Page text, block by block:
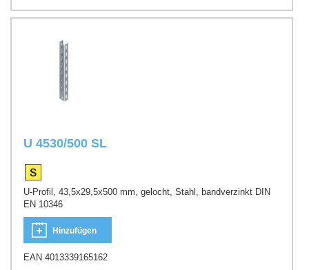
U 4530/500 SL
U-Profil, 43,5x29,5x500 mm, gelocht, Stahl, bandverzinkt DIN
EN 10346
Hinzufügen
EAN 4013339165162